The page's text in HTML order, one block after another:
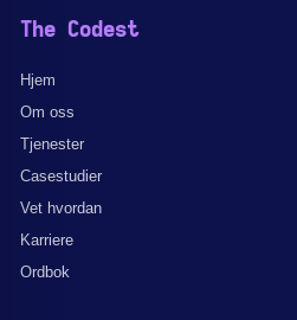
The Codest
Hjem
Om oss
Tjenester
Casestudier
Vet hvordan
Karriere
Ordbok